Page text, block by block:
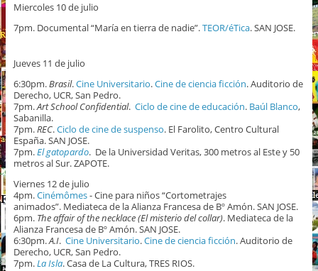
Miercoles 10 de julio
7pm. Documental “María en tierra de nadie”.TEOR/éTica. SAN JOSE.
Jueves 11 de julio
6:30pm.Brasil.Cine Universitario.Cine de ciencia ficción. Auditorio de
Derecho, UCR, San Pedro.
7pm.Art School Confidential. Ciclo de cine de educación. Baúl Blanco,
Sabanilla.
7pm.REC.Ciclo de cine de suspenso. El Farolito, Centro Cultural
España. SAN JOSE.
7pm.El gatopardo. De la Universidad Veritas, 300 metros al Este y 50
metros al Sur. ZAPOTE.
Viernes 12 de julio
4pm.Cinémômes- Cine para niños “Cortometrajes
animados”. Mediateca de la Alianza Francesa de Bº Amón. SAN JOSE.
6pm.The affair of the necklace (El misterio del collar). Mediateca de la
Alianza Francesa de Bº Amón. SAN JOSE.
6:30pm.A.I. Cine Universitario.Cine de ciencia ficción. Auditorio de
Derecho, UCR, San Pedro.
7pm.La Isla. Casa de La Cultura, TRES RIOS.